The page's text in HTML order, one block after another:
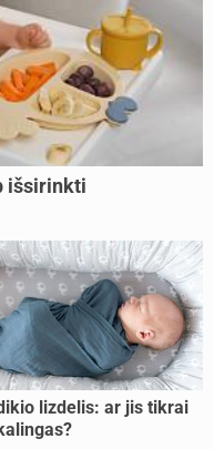
išsirinkti
lizdelis: ar jis tikrai